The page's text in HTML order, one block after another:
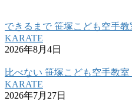
できるまで 笹塚こども空手
KARATE
2026年8月4日
比べない 笹塚こども空手教
KARATE
2026年7月27日